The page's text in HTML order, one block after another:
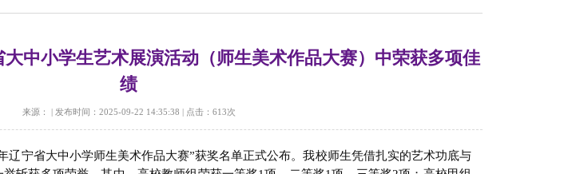
大中小学生艺术展演活动（师生美术作品大赛）中荣获多项佳
绩
来源： 发布时间：2025-09-22 14:35:38 点击： 613次
辽宁省大中小学师生美术作品大赛”获奖名单正式公布。我校师生凭借扎实的艺术功底与